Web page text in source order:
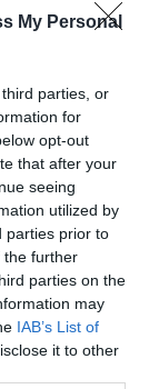
My Personal
parties, or
for
opt-out
that after your
seeing
utilized by
parties prior to
the further
parties on the
may
IAB’s List of
it to other